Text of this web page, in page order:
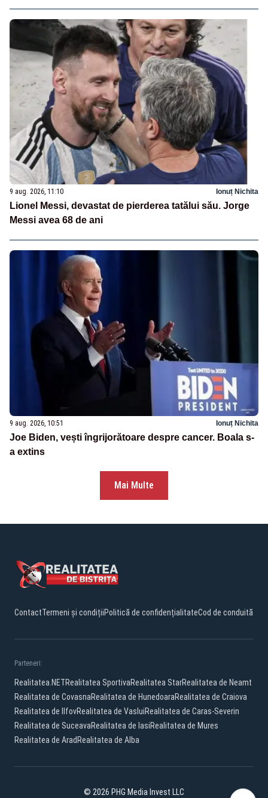
9 aug. 2026, 11:10 Ionuț Nichita
Lionel Messi, devastat de pierderea tatălui său. Jorge
Messi avea 68 de ani
9 aug. 2026, 10:51 Ionuț Nichita
Joe Biden, vești îngrijorătoare despre cancer. Boala s-
a extins
Mai Multe
ContactTermeni și condițiiPolitică de confidențialitateCod de conduită
Parteneri:
Realitatea.NETRealitatea SportivaRealitatea StarRealitatea de Neamt
Realitatea de CovasnaRealitatea de HunedoaraRealitatea de Craiova
Realitatea de IlfovRealitatea de VasluiRealitatea de Caras-Severin
Realitatea de SuceavaRealitatea de IasiRealitatea de Mures
Realitatea de Arad Realitatea de Alba
© 2026 PHG Media Invest LLC